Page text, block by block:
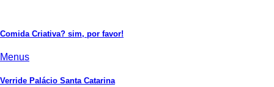
Comida Criativa? sim, por favor!
Menus
Verride Palácio Santa Catarina